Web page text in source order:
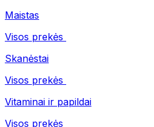
Maistas
Visos prekės
Skanėstai
Visos prekės
Vitaminai ir papildai
Visos prekės